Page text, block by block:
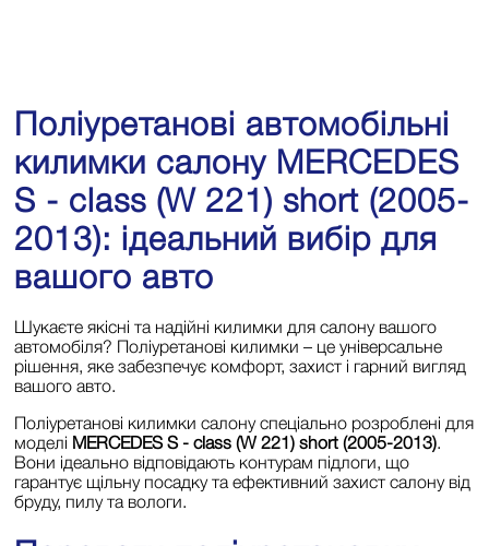
Поліуретанові автомобільні
килимки салону MERCEDES
S - class (W 221) short (2005-
2013): ідеальний вибір для
вашого авто
Шукаєте якісні та надійні килимки для салону вашого
автомобіля? Поліуретанові килимки – це універсальне
рішення, яке забезпечує комфорт, захист і гарний вигляд
вашого авто.
Поліуретанові килимки салону спеціально розроблені для
моделі MERCEDES S - class (W 221) short (2005-2013).
Вони ідеально відповідають контурам підлоги, що
гарантує щільну посадку та ефективний захист салону від
бруду, пилу та вологи.